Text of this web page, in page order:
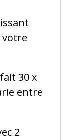
votre
30 x
entre
2